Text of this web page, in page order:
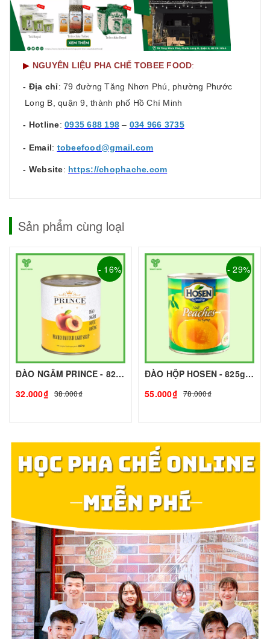
▶ NGUYÊN LIỆU PHA CHẾ TOBEE FOOD:
- Địa chỉ: 79 đường Tăng Nhơn Phú, phường Phước
Long B, quận 9, thành phố Hồ Chí Minh
- Hotline: 0935 688 198 – 034 966 3735
- Email: tobeefood@gmail.com
- Website: https://chophache.com
Sản phẩm cùng loại
- 16%
ĐÀO NGÂM PRINCE - 820g - PRINCE | Nguyên liệu pha chế - TOBEE FOOD
32.000₫ 38.000₫
- 29%
ĐÀO HỘP HOSEN - 825g - HOSEN | Nguyên liệu pha chế - TOBEE FOOD
55.000₫ 78.000₫